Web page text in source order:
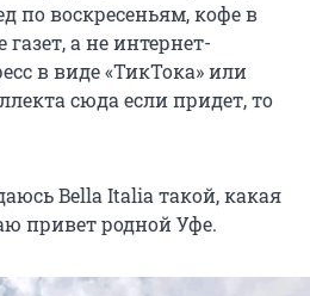
по воскресеньям, кофе в
а не интернет-
в виде «ТикТока» или
сюда если придет, то
Bella Italia такой, какая
привет родной Уфе.